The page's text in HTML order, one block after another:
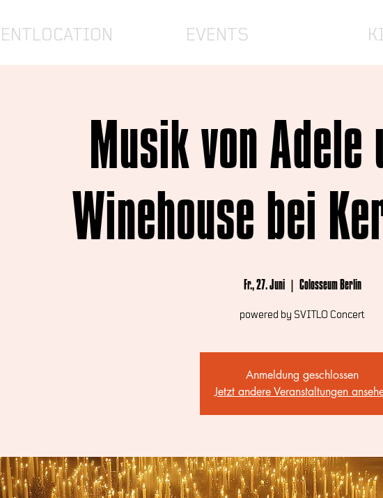
EVENTS
Musik von Adele
Winehouse bei
Fr., 27. Juni
  |
Colosseum Berlin
powered by SVITLO Concert
Anmeldung geschlossen
Jetzt andere Veranstaltungen